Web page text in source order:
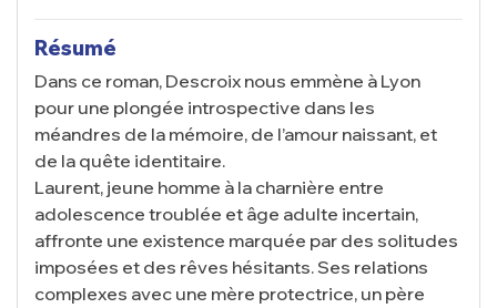
Résumé
Dans ce roman, Descroix nous emmène à Lyon
pour une plongée introspective dans les
méandres de la mémoire, de l’amour naissant, et
de la quête identitaire.
Laurent, jeune homme à la charnière entre
adolescence troublée et âge adulte incertain,
affronte une existence marquée par des solitudes
imposées et des rêves hésitants. Ses relations
complexes avec une mère protectrice, un père